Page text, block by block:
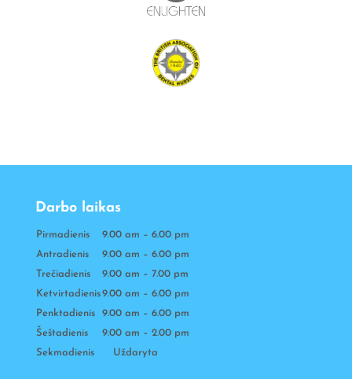
Darbo laikas
Pirmadienis
9.00 am – 6.00 pm
Antradienis
9.00 am – 6.00 pm
Trečiadienis
9.00 am – 7.00 pm
Ketvirtadienis9.00 am – 6.00 pm
Penktadienis
9.00 am – 6.00 pm
Šeštadienis
9.00 am – 2.00 pm
Sekmadienis Uždaryta